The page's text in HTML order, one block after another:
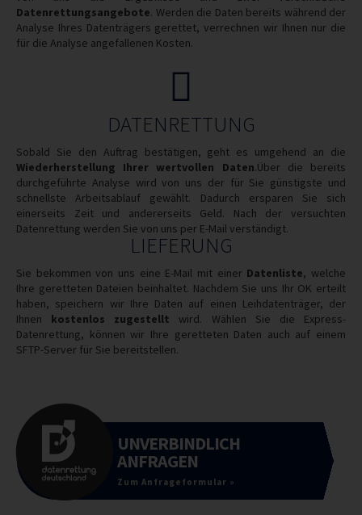
Datenrettungsangebote. Werden die Daten bereits während der
Analyse Ihres Datenträgers gerettet, verrechnen wir Ihnen nur die
für die Analyse angefallenen Kosten.
DATENRETTUNG
Sobald Sie den Auftrag bestätigen, geht es umgehend an die
Wiederherstellung Ihrer wertvollen Daten.Über die bereits
durchgeführte Analyse wird von uns der für Sie günstigste und
schnellste Arbeitsablauf gewählt. Dadurch ersparen Sie sich
einerseits Zeit und andererseits Geld. Nach der versuchten
Datenrettung werden Sie von uns per E-Mail verständigt.
LIEFERUNG
Sie bekommen von uns eine E-Mail mit einer Datenliste, welche
Ihre geretteten Dateien beinhaltet. Nachdem Sie uns Ihr OK erteilt
haben, speichern wir Ihre Daten auf einen Leihdatenträger, der
Ihnen kostenlos zugestellt wird. Wählen Sie die Express-
Datenrettung, können wir Ihre geretteten Daten auch auf einem
SFTP-Server für Sie bereitstellen.
UNVERBINDLICH
ANFRAGEN
Zum Anfrageformular »